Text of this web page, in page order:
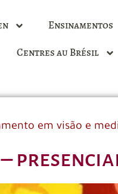
Ensinamentos
Centres au Brésil
em visão e
presencial